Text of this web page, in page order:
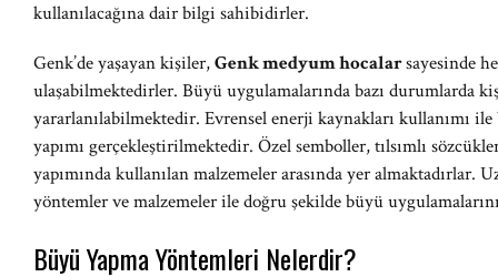
kullanılacağına dair bilgi sahibidirler.
Genk’de yaşayan kişiler,Genk medyum hocalarsayesinde
ulaşabilmektedirler. Büyü uygulamalarında bazı durumlarda
yararlanılabilmektedir. Evrensel enerji kaynakları kullanımı
yapımı gerçekleştirilmektedir. Özel semboller, tılsımlı
yapımında kullanılan malzemeler arasında yer
yöntemler ve malzemeler ile doğru şekilde büyü
Büyü Yapma Yöntemleri Nelerdir?